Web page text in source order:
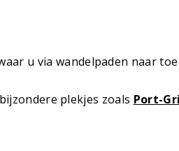
u via wandelpaden naar
plekjes zoals Port-